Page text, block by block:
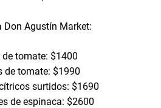
Don Agustín Market:
tomate: $1400
de tomate: $1990
surtidos: $1690
de espinaca: $2600